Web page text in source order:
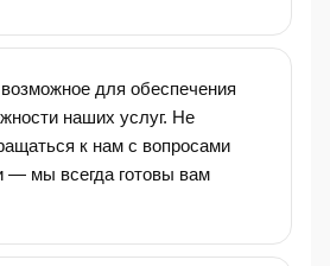
для обеспечения
наших услуг. Не
к нам с вопросами
— мы всегда готовы вам